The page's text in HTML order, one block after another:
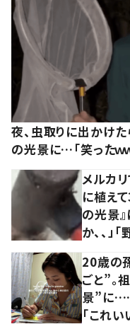
夜、虫取りに出かけ
の光景に…「笑ったｗ
メルカ
に植え
の光景
か、、」
20歳の
ごと”。
景”に……
「これい